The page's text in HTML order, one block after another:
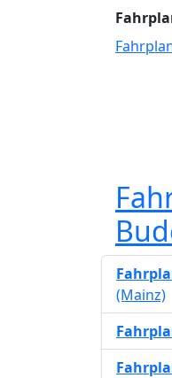
(Mainz)